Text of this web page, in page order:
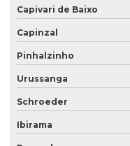
Projeto de estruturas
Projeto executivo de
Projeto executivo
Projeto de fundação
Projeto fundação de casa
Projeto de fundação
Capivari de Baixo
Capinzal
Pinhalzinho
Urussanga
Schroeder
Ibirama